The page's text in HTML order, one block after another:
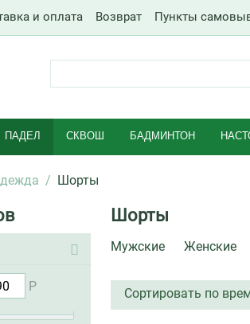
и оплата Возврат Пункты
ПАДЕЛ СКВОШ БАДМИНТОН
/ Шорты
Р
Шорты
Мужские Женские
Сортировать по